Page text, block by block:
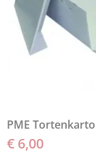
PME
€ 6,00